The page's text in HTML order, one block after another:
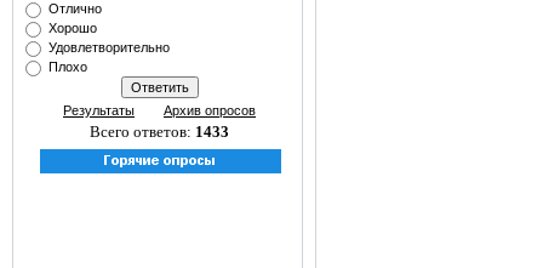
Отлично
Хорошо
Удовлетворительно
Плохо
Результаты Архив опросов
Всего ответов: 1433